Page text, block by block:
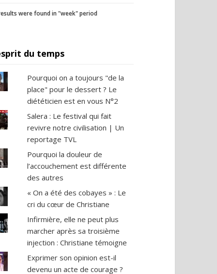
were found in "week" period
du temps
Pourquoi on a toujours "de la
place" pour le dessert ? Le
diététicien est en vous N°2
Salera : Le festival qui fait
revivre notre civilisation | Un
reportage TVL
Pourquoi la douleur de
l’accouchement est différente
des autres
« On a été des cobayes » : Le
cri du cœur de Christiane
Infirmière, elle ne peut plus
marcher après sa troisième
injection : Christiane témoigne
Exprimer son opinion est-il
devenu un acte de courage ?